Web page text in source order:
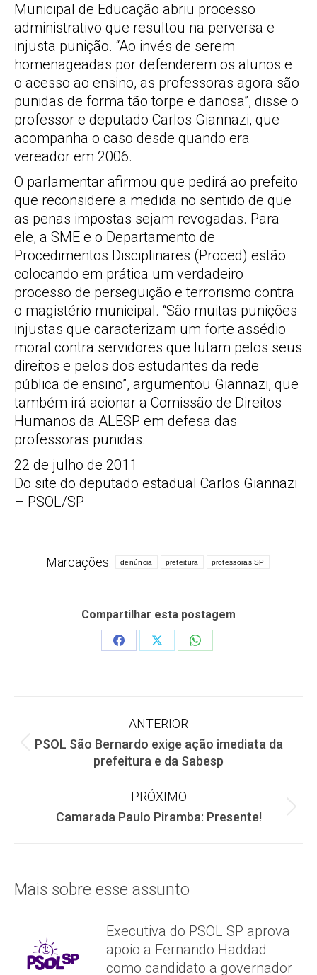
Municipal de Educação abriu processo
administrativo que resultou na perversa e
injusta punição. “Ao invés de serem
homenageadas por defenderem os alunos e
o acesso ao ensino, as professoras agora são
punidas de forma tão torpe e danosa”, disse o
professor e deputado Carlos Giannazi, que
acompanha o caso desde quando era
vereador em 2006.
O parlamentar afirmou que pedirá ao prefeito
que reconsidere a medida no sentido de que
as penas impostas sejam revogadas. Para
ele, a SME e o Departamento de
Procedimentos Disciplinares (Proced) estão
colocando em prática um verdadeiro
processo de perseguição e terrorismo contra
o magistério municipal. “São muitas punições
injustas que caracterizam um forte assédio
moral contra servidores que lutam pelos seus
direitos e pelos dos estudantes da rede
pública de ensino”, argumentou Giannazi, que
também irá acionar a Comissão de Direitos
Humanos da ALESP em defesa das
professoras punidas.
22 de julho de 2011
Do site do deputado estadual Carlos Giannazi
– PSOL/SP
Marcações: denúncia prefeitura professoras SP
Compartilhar esta postagem
Share
Share
Share
Navegação
de
ANTERIOR
Post
anterior:
PSOL São Bernardo exige ação imediata da
prefeitura e da Sabesp
PRÓXIMO
Próximo
Camarada Paulo Piramba: Presente!
Mais sobre esse assunto
Executiva do PSOL SP aprova
apoio a Fernando Haddad
como candidato a governador